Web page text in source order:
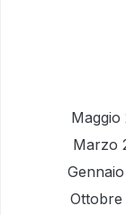
Maggio
Marzo
Ottobre